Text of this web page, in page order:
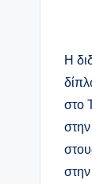
Η
στο